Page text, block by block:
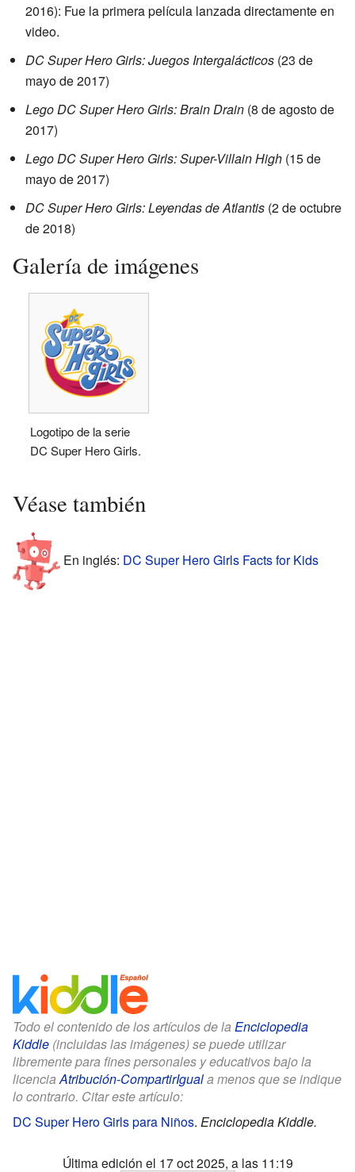
2016): Fue la primera película lanzada directamente en
video.
DC Super Hero Girls: Juegos Intergalácticos (23 de
mayo de 2017)
Lego DC Super Hero Girls: Brain Drain (8 de agosto de
2017)
Lego DC Super Hero Girls: Super-Villain High (15 de
mayo de 2017)
DC Super Hero Girls: Leyendas de Atlantis (2 de octubre
de 2018)
Galería de imágenes
Logotipo de la serie
DC Super Hero Girls.
Véase también
En inglés: DC Super Hero Girls Facts for Kids
Todo el contenido de los artículos de la Enciclopedia
Kiddle (incluidas las imágenes) se puede utilizar
libremente para fines personales y educativos bajo la
licenciaAtribución-CompartirIguala menos que se indique
lo contrario. Citar este artículo:
DC Super Hero Girls para Niños. Enciclopedia Kiddle.
Última edición el 17 oct 2025, a las 11:19